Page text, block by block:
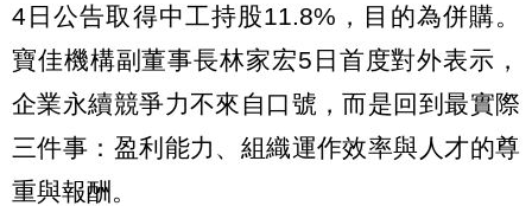
4日公告取得中工持股11.8%，目的為併購。
寶佳機構副董事長林家宏5日首度對外表示，
企業永續競爭力不來自口號，而是回到最實際
三件事：盈利能力、組織運作效率與人才的尊
重與報酬。